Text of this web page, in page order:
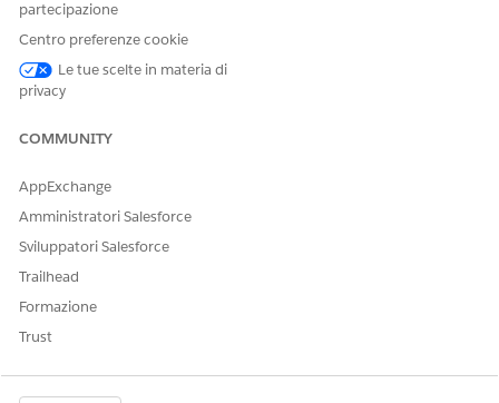
autorizzare i server in Salesforce e specificare gli strumenti
a cui possono accedere. È anche possibile visualizzare i
aggiungere gli strumenti che i server possono utilizzare.
QUESTO ARTICOLO HA RISOLTO IL PROBLEMA?
Facci sapere, così possiamo migliorare!
partecipazione
Centro preferenze cookie
Le tue scelte in materia di
privacy
COMMUNITY
AppExchange
Amministratori Salesforce
Sviluppatori Salesforce
Trailhead
Formazione
Trust